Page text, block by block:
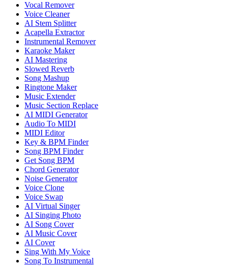
Vocal Remover
Voice Cleaner
AI Stem Splitter
Acapella Extractor
Instrumental Remover
Karaoke Maker
AI Mastering
Slowed Reverb
Song Mashup
Ringtone Maker
Music Extender
Music Section Replace
AI MIDI Generator
Audio To MIDI
MIDI Editor
Key & BPM Finder
Song BPM Finder
Get Song BPM
Chord Generator
Noise Generator
Voice Clone
Voice Swap
AI Virtual Singer
AI Singing Photo
AI Song Cover
AI Music Cover
AI Cover
Sing With My Voice
Song To Instrumental